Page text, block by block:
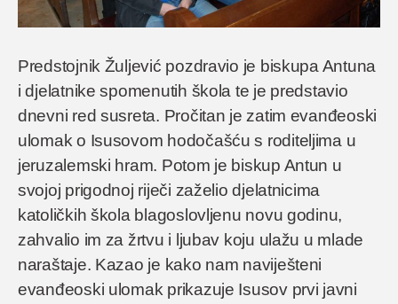
Predstojnik Žuljević pozdravio je biskupa Antuna
i djelatnike spomenutih škola te je predstavio
dnevni red susreta. Pročitan je zatim evanđeoski
ulomak o Isusovom hodočašću s roditeljima u
jeruzalemski hram. Potom je biskup Antun u
svojoj prigodnoj riječi zaželio djelatnicima
katoličkih škola blagoslovljenu novu godinu,
zahvalio im za žrtvu i ljubav koju ulažu u mlade
naraštaje. Kazao je kako nam naviješteni
evanđeoski ulomak prikazuje Isusov prvi javni